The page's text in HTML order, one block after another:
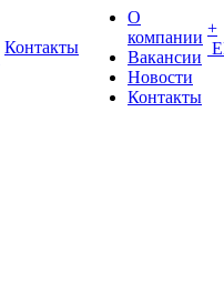
Контакты
О
компании
Вакансии
Новости
Контакты
+